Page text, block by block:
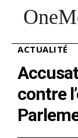
ACTUALITÉ
contre